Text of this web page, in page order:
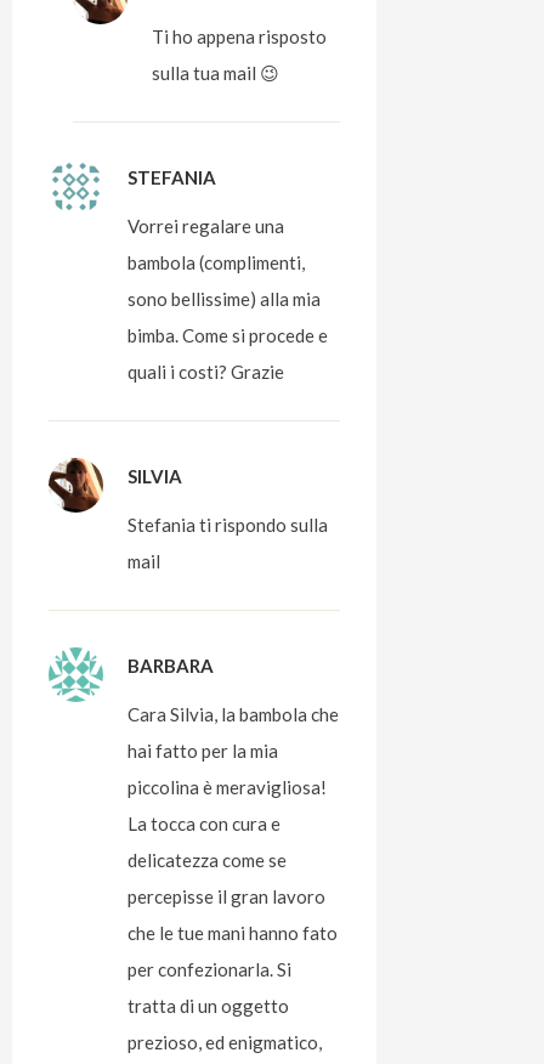
Ti ho appena risposto
sulla tua mail 😉
STEFANIA
Vorrei regalare una
bambola (complimenti,
sono bellissime) alla mia
bimba. Come si procede e
quali i costi? Grazie
SILVIA
Stefania ti rispondo sulla
mail
BARBARA
Cara Silvia, la bambola che
hai fatto per la mia
piccolina è meravigliosa!
La tocca con cura e
delicatezza come se
percepisse il gran lavoro
che le tue mani hanno fato
per confezionarla. Si
tratta di un oggetto
prezioso, ed enigmatico,